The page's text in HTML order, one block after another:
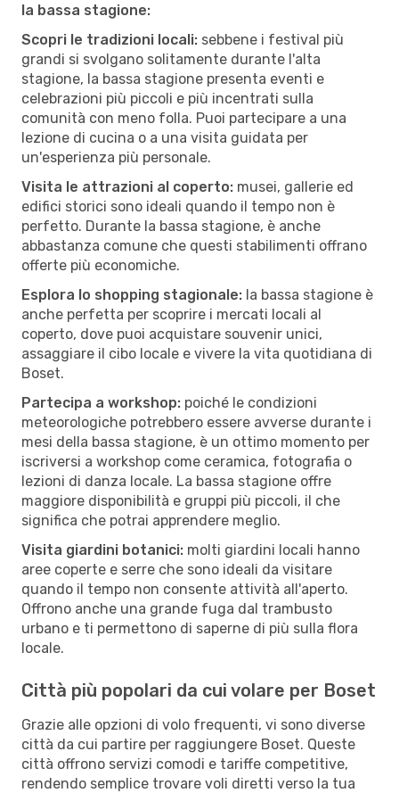
la bassa stagione:
Scopri le tradizioni locali: sebbene i festival più
grandi si svolgano solitamente durante l'alta
stagione, la bassa stagione presenta eventi e
celebrazioni più piccoli e più incentrati sulla
comunità con meno folla. Puoi partecipare a una
lezione di cucina o a una visita guidata per
un'esperienza più personale.
Visita le attrazioni al coperto: musei, gallerie ed
edifici storici sono ideali quando il tempo non è
perfetto. Durante la bassa stagione, è anche
abbastanza comune che questi stabilimenti offrano
offerte più economiche.
Esplora lo shopping stagionale: la bassa stagione è
anche perfetta per scoprire i mercati locali al
coperto, dove puoi acquistare souvenir unici,
assaggiare il cibo locale e vivere la vita quotidiana di
Boset.
Partecipa a workshop: poiché le condizioni
meteorologiche potrebbero essere avverse durante i
mesi della bassa stagione, è un ottimo momento per
iscriversi a workshop come ceramica, fotografia o
lezioni di danza locale. La bassa stagione offre
maggiore disponibilità e gruppi più piccoli, il che
significa che potrai apprendere meglio.
Visita giardini botanici: molti giardini locali hanno
aree coperte e serre che sono ideali da visitare
quando il tempo non consente attività all'aperto.
Offrono anche una grande fuga dal trambusto
urbano e ti permettono di saperne di più sulla flora
locale.
Città più popolari da cui volare per Boset
Grazie alle opzioni di volo frequenti, vi sono diverse
città da cui partire per raggiungere Boset. Queste
città offrono servizi comodi e tariffe competitive,
rendendo semplice trovare voli diretti verso la tua